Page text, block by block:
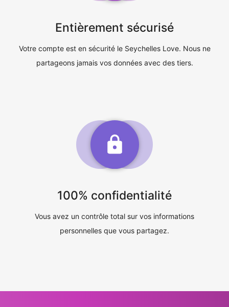
Entièrement sécurisé
Votre compte est en sécurité le Seychelles Love. Nous ne
partageons jamais vos données avec des tiers.
100% confidentialité
Vous avez un contrôle total sur vos informations
personnelles que vous partagez.